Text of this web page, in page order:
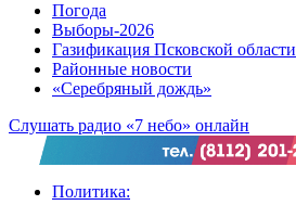
Погода
Выборы-2026
Газификация Псковской области
Районные новости
«Серебряный дождь»
Слушать радио «7 небо» онлайн
Политика: